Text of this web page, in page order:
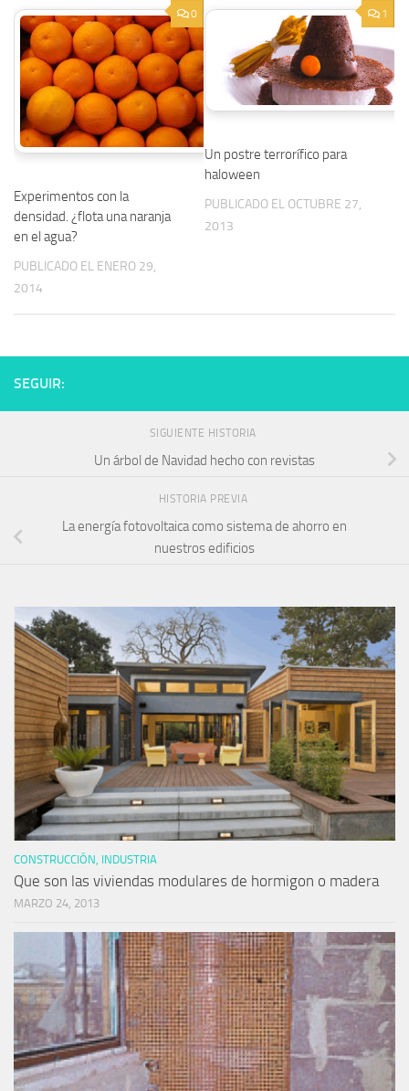
0
Experimentos con la
densidad. ¿flota una naranja
en el agua?
PUBLICADO EL ENERO 29,
2014
1
Un postre terrorífico para
haloween
PUBLICADO EL OCTUBRE 27,
2013
SEGUIR:
SIGUIENTE HISTORIA
Un árbol de Navidad hecho con revistas
HISTORIA PREVIA
La energía fotovoltaica como sistema de ahorro en
nuestros edificios
CONSTRUCCIÓN, INDUSTRIA
Que son las viviendas modulares de hormigon o madera
MARZO 24, 2013